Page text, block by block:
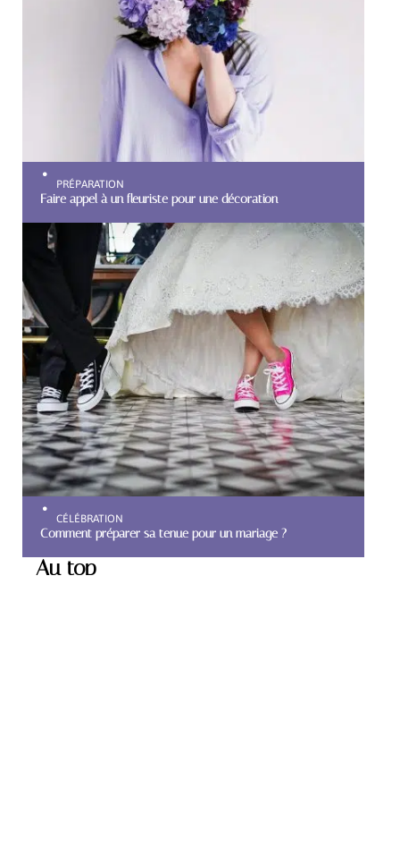
PRÉPARATION
Faire appel à un fleuriste pour une décoration
CÉLÉBRATION
Comment préparer sa tenue pour un mariage ?
Au top